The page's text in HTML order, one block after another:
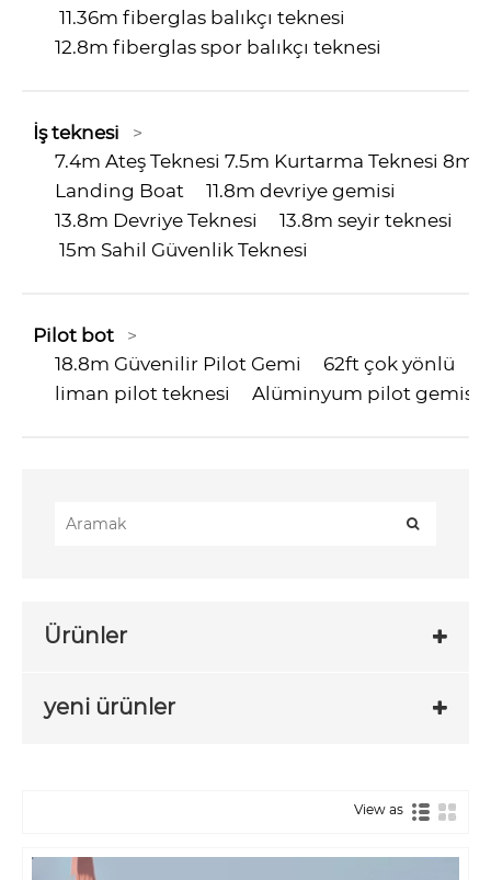
11.36m fiberglas balıkçı teknesi
12.8m fiberglas spor balıkçı teknesi
İş teknesi >
7.4m Ateş Teknesi 7.5m Kurtarma Teknesi 8m
Landing Boat 11.8m devriye gemisi
13.8m Devriye Teknesi
13.8m seyir teknesi
15m Sahil Güvenlik Teknesi
Pilot bot >
18.8m Güvenilir Pilot Gemi
62ft çok yönlü
liman pilot teknesi
Alüminyum pilot gemisi
Ürünler
yeni ürünler
View as